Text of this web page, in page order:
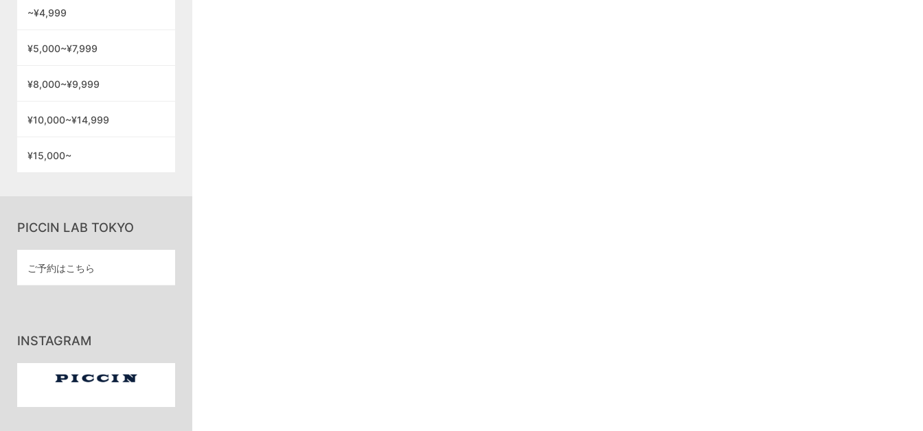
~¥4,999
¥5,000~¥7,999
¥8,000~¥9,999
¥10,000~¥14,999
¥15,000~
PICCIN LAB TOKYO
ご予約はこちら
INSTAGRAM